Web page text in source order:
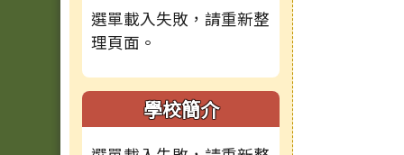
選單載入失敗，請重新整
理頁面。
學校簡介